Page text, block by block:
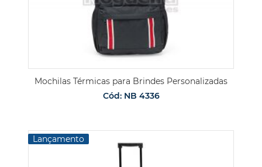
Mochilas Térmicas para Brindes Personalizadas
Cód: NB 4336
Lançamento